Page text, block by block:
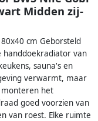
Midden zij-
cm Geborsteld
handdoekradiator van
sauna's en
verwarmt, maar
monteren het
goed voorzien van
van roest. Elke ruimte